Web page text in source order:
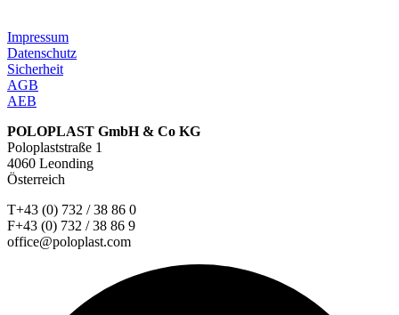
Impressum
Datenschutz
Sicherheit
AGB
AEB
POLOPLAST GmbH & Co KG
Poloplaststraße 1
4060 Leonding
Österreich
T+43 (0) 732 / 38 86 0
F+43 (0) 732 / 38 86 9
office@poloplast.com